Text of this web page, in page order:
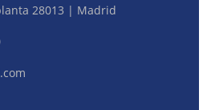
28013 | Madrid